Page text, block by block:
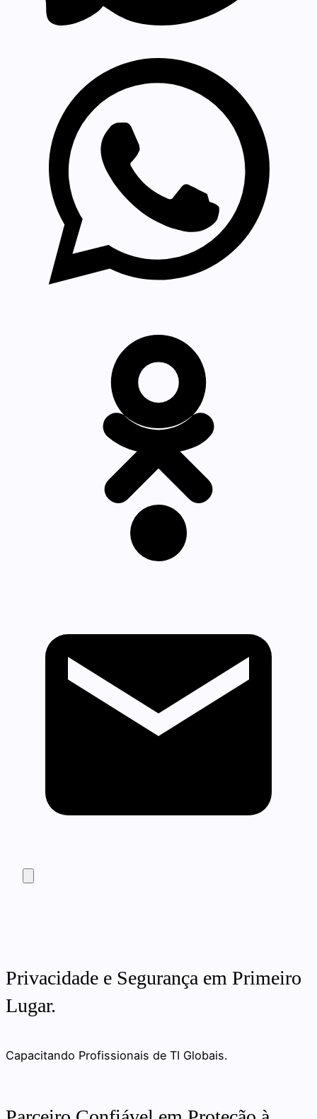
Privacidade e Segurança em Primeiro
Lugar.
Capacitando Profissionais de TI Globais.